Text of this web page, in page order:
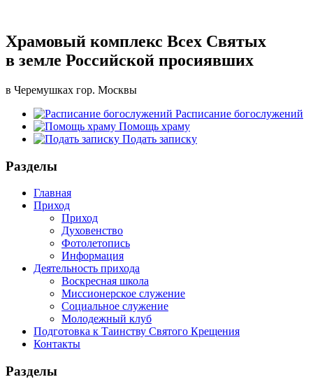
Храмовый комплекс Всех Святых
в земле Российской просиявших
в Черемушках гор. Москвы
Расписание богослужений
Помощь храму
Подать записку
Разделы
Главная
Приход
Приход
Духовенство
Фотолетопись
Информация
Деятельность прихода
Воскресная школа
Миссионерское служение
Социальное служение
Молодежный клуб
Подготовка к Таинству Святого Крещения
Контакты
Разделы